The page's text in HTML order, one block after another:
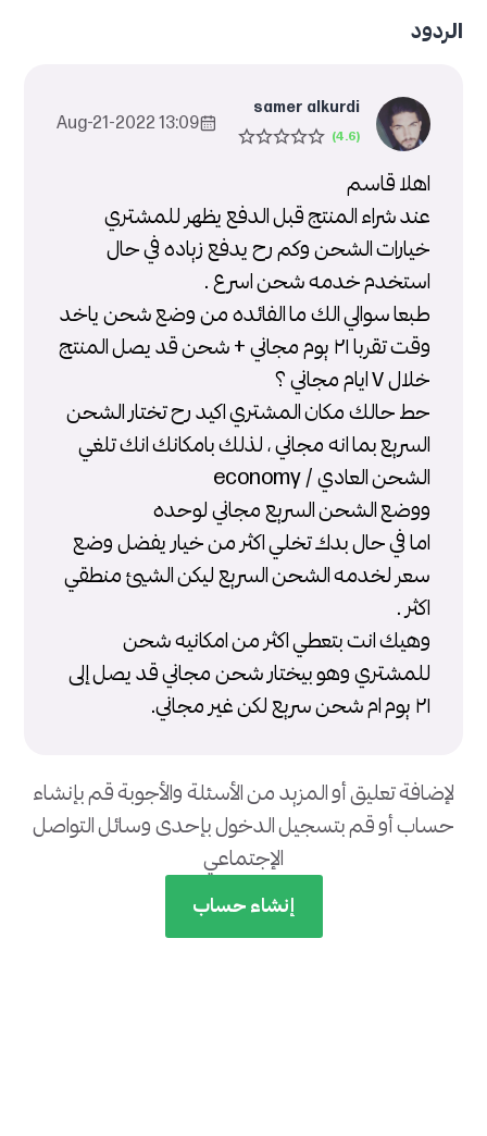
الردود
samer alkurdi
13:09 2022-Aug-21
اهلا قاسم
عند شراء المنتج قبل الدفع يظهر للمشتري
خيارات الشحن وكم رح يدفع زياده في حال
استخدم خدمه شحن اسرع .
طبعا سوالي الك ما الفائده من وضع شحن ياخد
وقت تقربا ٢١ يوم مجاني + شحن قد يصل المنتج
خلال ٧ ايام مجاني ؟
حط حالك مكان المشتري اكيد رح تختار الشحن
السريع بما انه مجاني ، لذلك بامكانك انك تلغي
الشحن العادي / economy
ووضع الشحن السريع مجاني لوحده
اما في حال بدك تخلي اكثر من خيار يفضل وضع
سعر لخدمه الشحن السريع ليكن الشيئ منطقي
اكثر .
وهيك انت بتعطي اكثر من امكانيه شحن
للمشتري وهو بيختار شحن مجاني قد يصل إلى
٢١ يوم ام شحن سريع لكن غير مجاني.
لإضافة تعليق أو المزيد من الأسئلة والأجوبة قم بإنشاء
حساب أو قم بتسجيل الدخول بإحدى وسائل التواصل
الإجتماعي
إنشاء حساب